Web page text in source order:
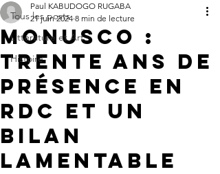
Tous les posts
Littérature et Art
Histoire
MONUSCO :
Trente Ans de
Présence en
RDC et Un
Bilan
Lamentable
Paul KABUDOGO RUGABA
21 juin 2024 8 min de lecture